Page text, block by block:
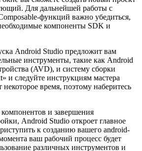
Для дальнейшей работы с
функций важно убедиться,
компоненты SDK и
Android Studio предложит вам
инструменты, такие как Android
(AVD), и систему сборки
и следуйте инструкциям мастера
время, поэтому наберитесь
и завершения
Android Studio откроет главное
к созданию вашего android-
ваш рабочий процесс будет
различных инструментов и